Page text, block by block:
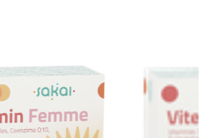
Ácidos Grasos
Depurativos
Bienestar emocional
Jalea Real
Memoria